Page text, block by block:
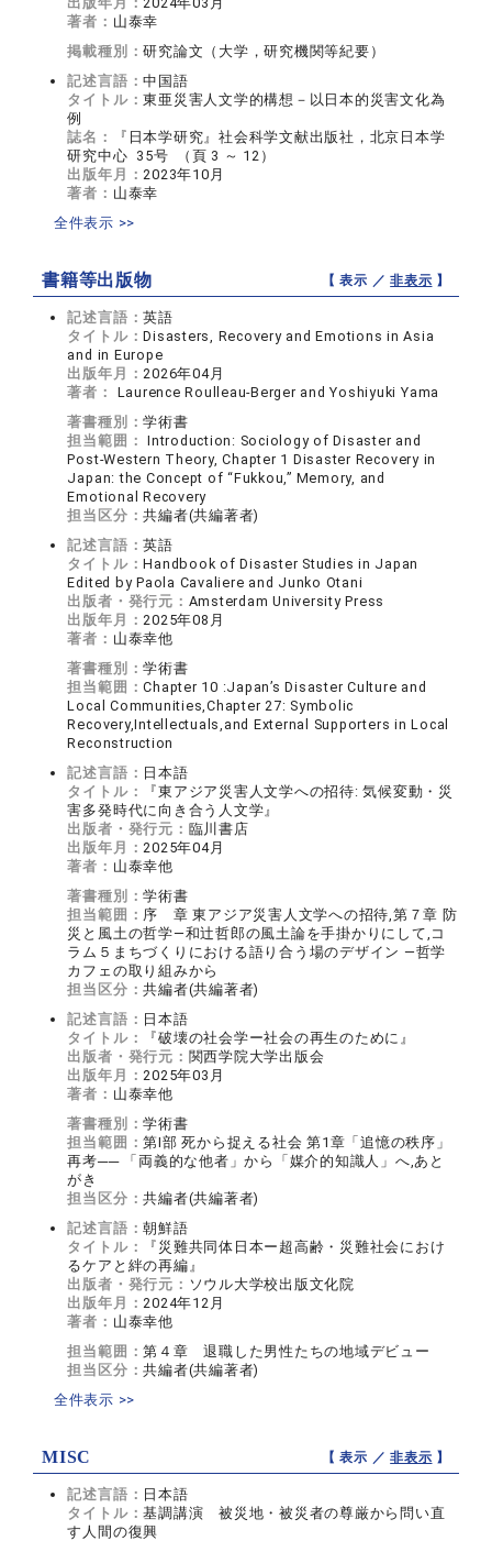
著者： 山泰幸
掲載種別：研究論文（大学，研究機関等紀要）
記述言語：中国語
タイトル：東亜災害人文学的構想－以日本的災害文化為
例
誌名：
『日本学研究』社会科学文献出版社，北京日本学
研究中心 35号 （頁 3 ～ 12）
出版年月：2023年10月
著者： 山泰幸
全件表示 >>
書籍等出版物 【 表示 ／非表示 】
記述言語：英語
タイトル：Disasters, Recovery and Emotions in Asia
and in Europe
出版年月：2026年04月
著者：
Laurence Roulleau-Berger and Yoshiyuki Yama
著書種別：学術書
担当範囲： Introduction: Sociology of Disaster and
Post-Western Theory, Chapter 1 Disaster Recovery in
Japan: the Concept of “Fukkou,” Memory, and
Emotional Recovery
担当区分：共編者(共編著者)
記述言語：英語
タイトル：Handbook of Disaster Studies in Japan
Edited by Paola Cavaliere and Junko Otani
出版者・発行元： Amsterdam University Press
出版年月：2025年08月
著者： 山泰幸他
著書種別：学術書
担当範囲：Chapter 10 :Japan’s Disaster Culture and
Local Communities,Chapter 27: Symbolic
Recovery,Intellectuals,and External Supporters in Local
Reconstruction
記述言語： 日本語
タイトル：
『東アジア災害人文学への招待: 気候変動・災
害多発時代に向き合う人文学』
出版者・発行元： 臨川書店
出版年月：2025年04月
著者： 山泰幸他
著書種別：学術書
担当範囲： 序 章 東アジア災害人文学への招待,第７章 防
災と風土の哲学―和辻哲郎の風土論を手掛かりにして,コ
ラム５まちづくりにおける語り合う場のデザイン ―哲学
カフェの取り組みから
担当区分：共編者(共編著者)
記述言語： 日本語
タイトル：
『破壊の社会学ー社会の再生のために』
出版者・発行元： 関西学院大学出版会
出版年月：2025年03月
著者： 山泰幸他
著書種別：学術書
担当範囲：第I部 死から捉える社会 第1章「追憶の秩序」
再考── 「両義的な他者」から「媒介的知識人」へ,あと
がき
担当区分：共編者(共編著者)
記述言語：朝鮮語
タイトル：
『災難共同体日本ー超高齢・災難社会におけ
るケアと絆の再編』
出版者・発行元： ソウル大学校出版文化院
出版年月：2024年12月
著者： 山泰幸他
担当範囲：第４章 退職した男性たちの地域デビュー
担当区分：共編者(共編著者)
全件表示 >>
MISC 【 表示 ／非表示 】
記述言語： 日本語
タイトル：基調講演 被災地・被災者の尊厳から問い直
す人間の復興